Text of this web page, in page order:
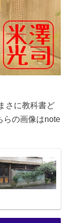
さに教科書ど
らの画像はnote